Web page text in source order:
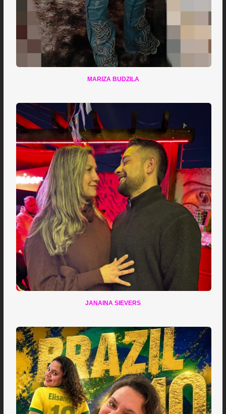
MARIZA BUDZILA
JANAINA SIEVERS